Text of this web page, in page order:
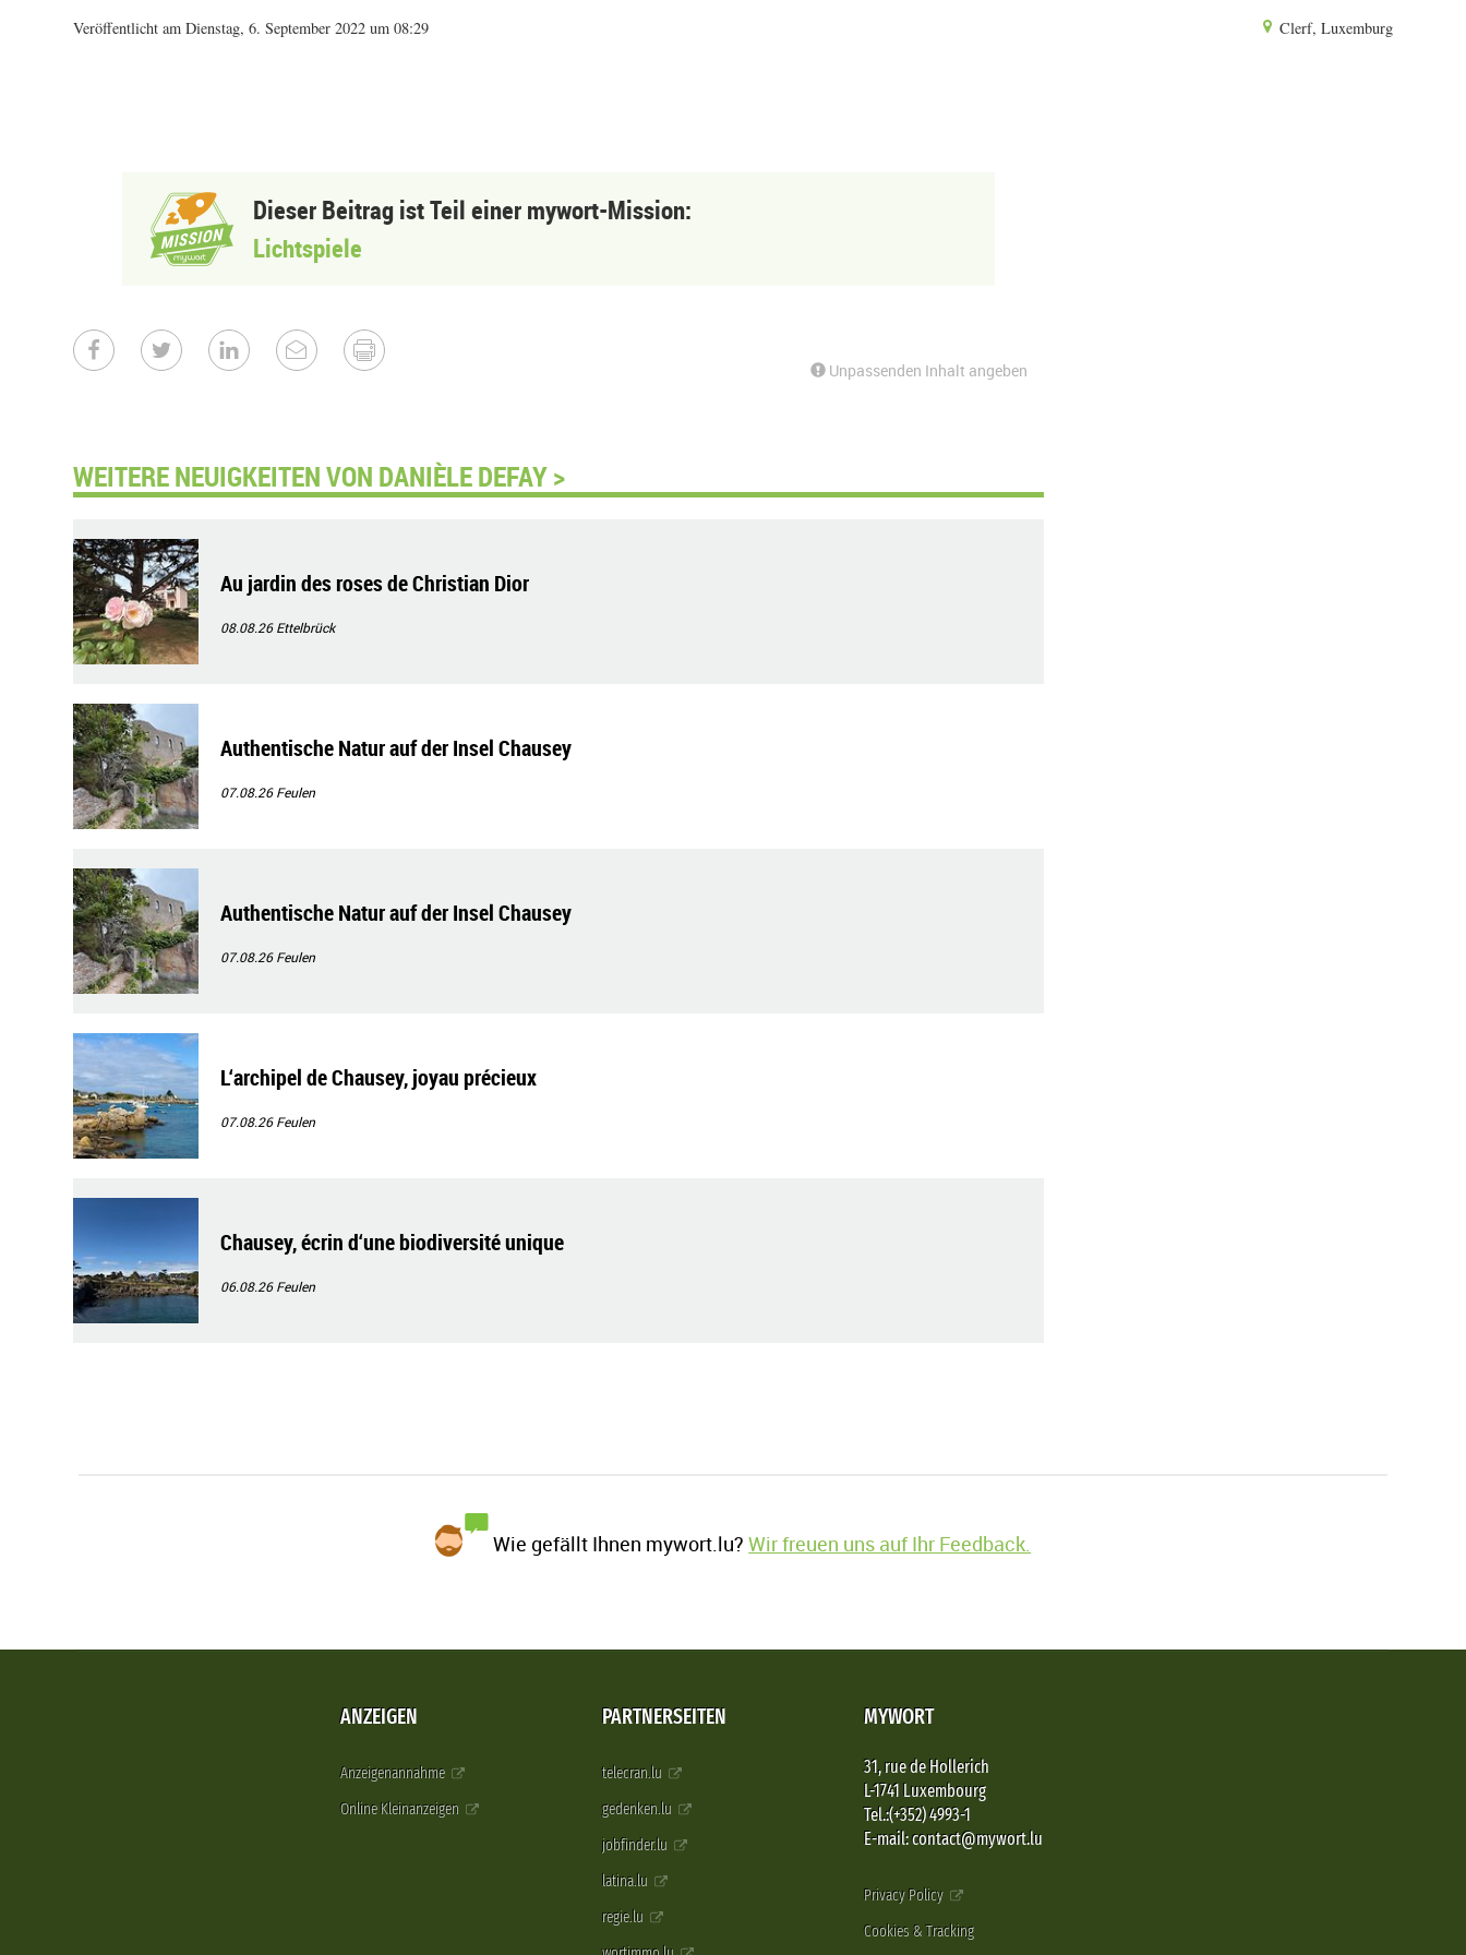
Veröffentlicht am Dienstag, 6. September 2022 um 08:29 Clerf, Luxemburg
Dieser Beitrag ist Teil einer mywort-Mission:
Lichtspiele
Unpassenden Inhalt angeben
WEITERE NEUIGKEITEN VON DANIÈLE DEFAY >
Au jardin des roses de Christian Dior
08.08.26Ettelbrück
Authentische Natur auf der Insel Chausey
07.08.26Feulen
Authentische Natur auf der Insel Chausey
07.08.26Feulen
L‘archipel de Chausey, joyau précieux
07.08.26Feulen
Chausey, écrin d‘une biodiversité unique
06.08.26Feulen
Wie gefällt Ihnen mywort.lu?Wir freuen uns auf Ihr Feedback.
ANZEIGEN
Anzeigenannahme
Online Kleinanzeigen
PARTNERSEITEN
telecran.lu
gedenken.lu
jobfinder.lu
latina.lu
regie.lu
MYWORT
31, rue de Hollerich
L-1741 Luxembourg
Tel.:(+352) 4993-1
E-mail: contact@mywort.lu
Privacy Policy
Cookies & Tracking